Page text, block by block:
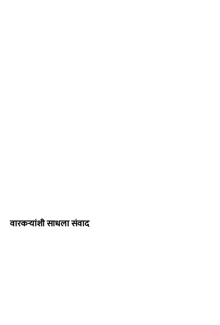
वारकऱ्यांशी साधला संवाद